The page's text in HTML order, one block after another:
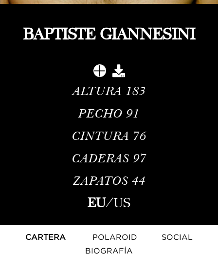
BAPTISTE GIANNESINI
ALTURA 183
PECHO 91
CINTURA 76
CADERAS 97
ZAPATOS 44
EU/US
CARTERA POLAROID
SOCIAL
BIOGRAFÍA